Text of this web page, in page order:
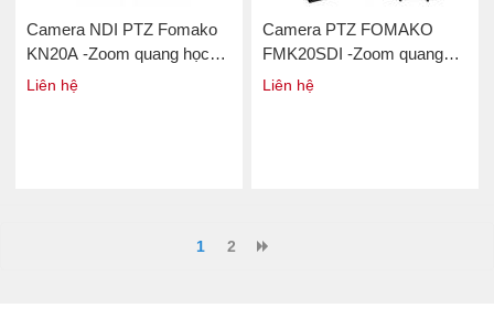
Camera NDI PTZ Fomako
KN20A -Zoom quang học
20x
Liên hệ
Camera PTZ FOMAKO
FMK20SDI -Zoom quang
học 20x
Liên hệ
1 2